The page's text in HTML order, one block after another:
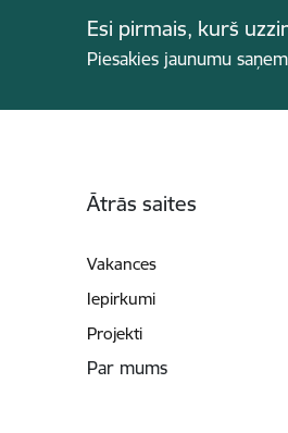
Esi pirmais, kurš
Piesakies jaunumu
Ātrās saites
Vakances
Iepirkumi
Projekti
Par mums